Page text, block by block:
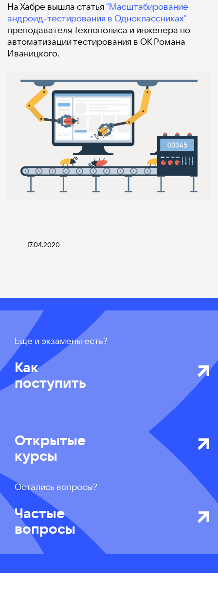
На Хабре вышла статья "Масштабирование
андроид-тестирования в Одноклассниках"
преподавателя Технополиса и инженера по
автоматизации тестирования в ОК Романа
Иваницкого.
17.04.2020
Еще и экзамены есть?
Как
поступить
Открытые
курсы
Остались вопросы?
Частые
вопросы